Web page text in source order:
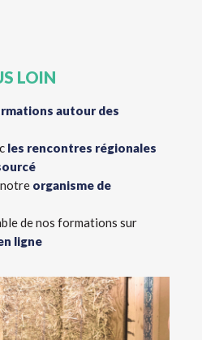
LOIN
autour des
les rencontres régionales
organisme de
de nos formations sur
ligne